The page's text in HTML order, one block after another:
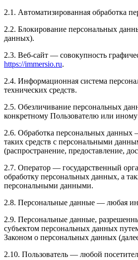
2.1. Автоматизированная обработка
2.2. Блокирование персональных
данных).
2.3. Веб-сайт — совокупность
https://immersio.ru.
2.4. Информационная система
технических средств.
2.5. Обезличивание персональных
конкретному Пользователю или
2.6. Обработка персональных данных
таких средств с персональными
(распространение, предоставление,
2.7. Оператор — государственный
обработку персональных данных, а
персональными данными.
2.8. Персональные данные — любая
2.9. Персональные данные,
субъектом персональных данных
Законом о персональных данных
2.10. Пользователь — любой